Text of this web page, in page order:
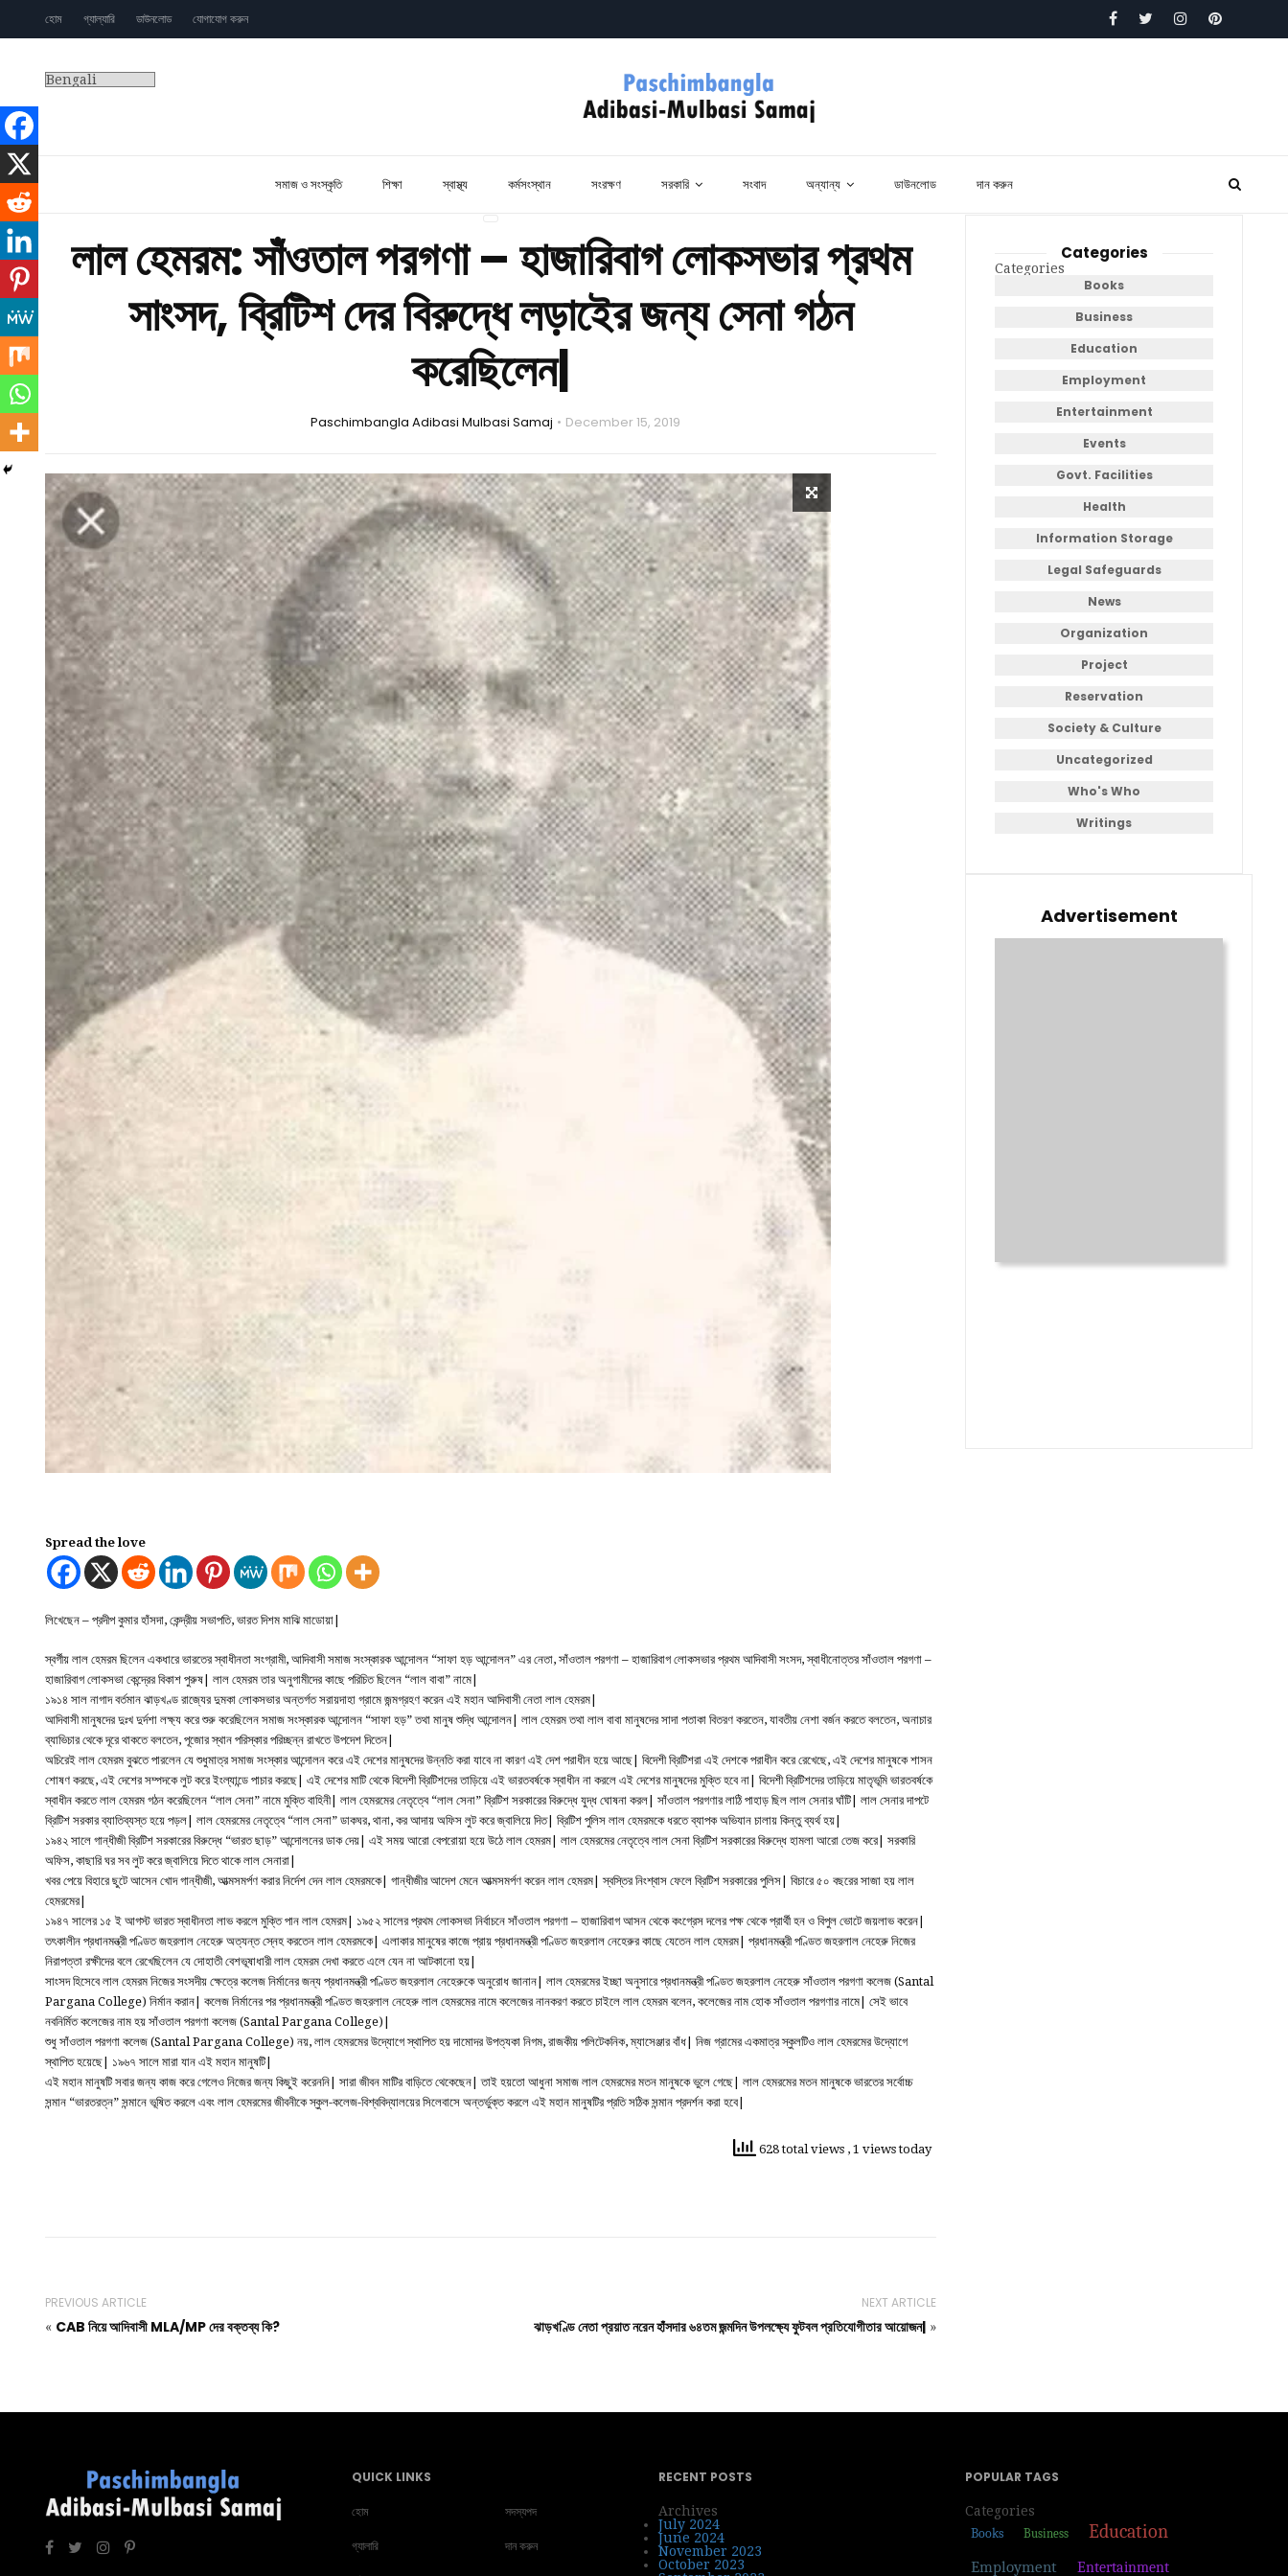
সমাজ ও সংস্কৃতি শিক্ষা স্বাস্থ্য কর্মসংস্থান সংরক্ষণ সরকারি সংবাদ অন্যান্য ডাউনলোড দান করুন
হোম গ্যাল্যারি ডাউনলোড যোগাযোগ করুন
লাল হেমরম: সাঁওতাল পরগণা – হাজারিবাগ লোকসভার প্রথম
সাংসদ, ব্রিটিশ দের বিরুদ্ধে লড়াইের জন্য সেনা গঠন
করেছিলেন|
Paschimbangla Adibasi Mulbasi Samaj December 15, 2019
Spread the love
লিখেছেন – প্রদীপ কুমার হাঁসদা, কেন্দ্রীয় সভাপতি, ভারত দিশম মাঝি মাডোয়া|
স্বর্গীয় লাল হেমরম ছিলেন একধারে ভারতের স্বাধীনতা সংগ্রামী, আদিবাসী সমাজ সংস্কারক আন্দোলন “সাফা হড় আন্দোলন” এর নেতা, সাঁওতাল পরগণা – হাজারিবাগ লোকসভার প্রথম আদিবাসী সংসদ, স্বাধীনোত্তর সাঁওতাল পরগণা –
হাজারিবাগ লোকসভা কেন্দ্রের বিকাশ পুরুষ| লাল হেমরম তার অনুগামীদের কাছে পরিচিত ছিলেন “লাল বাবা” নামে|
১৯১৪ সাল নাগাদ বর্তমান ঝাড়খণ্ড রাজ্যের দুমকা লোকসভার অন্তর্গত সরায়দাহা গ্রামে জন্মগ্রহণ করেন এই মহান আদিবাসী নেতা লাল হেমরম|
আদিবাসী মানুষদের দুঃখ দুর্দশা লক্ষ্য করে শুরু করেছিলেন সমাজ সংস্কারক আন্দোলন “সাফা হড়” তথা মানুষ শুদ্ধি আন্দোলন| লাল হেমরম তথা লাল বাবা মানুষদের সাদা পতাকা বিতরণ করতেন, যাবতীয় নেশা বর্জন করতে বলতেন, অনাচার
ব্যাভিচার থেকে দূরে থাকতে বলতেন, পূজোর স্থান পরিস্কার পরিচ্ছন্ন রাখতে উপদেশ দিতেন|
অচিরেই লাল হেমরম বুঝতে পারলেন যে শুধুমাত্র সমাজ সংস্কার আন্দোলন করে এই দেশের মানুষদের উন্নতি করা যাবে না কারণ এই দেশ পরাধীন হয়ে আছে| বিদেশী ব্রিটিশরা এই দেশকে পরাধীন করে রেখেছে, এই দেশের মানুষকে শাসন
শোষণ করছে, এই দেশের সম্পদকে লুট করে ইংল্যান্ডে পাচার করছে| এই দেশের মাটি থেকে বিদেশী ব্রিটিশদের তাড়িয়ে এই ভারতবর্ষকে স্বাধীন না করলে এই দেশের মানুষদের মুক্তি হবে না| বিদেশী ব্রিটিশদের তাড়িয়ে মাতৃভূমি ভারতবর্ষকে
স্বাধীন করতে লাল হেমরম গঠন করেছিলেন “লাল সেনা” নামে মুক্তি বাহিনী| লাল হেমরমের নেতৃত্বে “লাল সেনা” ব্রিটিশ সরকারের বিরুদ্ধে যুদ্ধ ঘোষনা করল| সাঁওতাল পরগণার লাঠি পাহাড় ছিল লাল সেনার ঘাঁটি| লাল সেনার দাপটে
ব্রিটিশ সরকার ব্যাতিব্যস্ত হয়ে পড়ল| লাল হেমরমের নেতৃত্বে “লাল সেনা” ডাকঘর, থানা, কর আদায় অফিস লুট করে জ্বালিয়ে দিত| ব্রিটিশ পুলিস লাল হেমরমকে ধরতে ব্যাপক অভিযান চালায় কিন্তু ব্যর্থ হয়|
১৯৪২ সালে গান্ধীজী ব্রিটিশ সরকারের বিরুদ্ধে “ভারত ছাড়” আন্দোলনের ডাক দেয়| এই সময় আরো বেপরোয়া হয়ে উঠে লাল হেমরম| লাল হেমরমের নেতৃত্বে লাল সেনা ব্রিটিশ সরকারের বিরুদ্ধে হামলা আরো তেজ করে| সরকারি
অফিস, কাছারি ঘর সব লুট করে জ্বালিয়ে দিতে থাকে লাল সেনারা|
খবর পেয়ে বিহারে ছুটে আসেন খোদ গান্ধীজী, আত্মসমর্পণ করার নির্দেশ দেন লাল হেমরমকে| গান্ধীজীর আদেশ মেনে আত্মসমর্পণ করেন লাল হেমরম| স্বস্তির নিংশ্বাস ফেলে ব্রিটিশ সরকারের পুলিস| বিচারে ৫০ বছরের সাজা হয় লাল
হেমরমের|
১৯৪৭ সালের ১৫ ই আগস্ট ভারত স্বাধীনতা লাভ করলে মুক্তি পান লাল হেমরম| ১৯৫২ সালের প্রথম লোকসভা নির্বাচনে সাঁওতাল পরগণা – হাজারিবাগ আসন থেকে কংগ্রেস দলের পক্ষ থেকে প্রার্থী হন ও বিপুল ভোটে জয়লাভ করেন|
তৎকালীন প্রধানমন্ত্রী পণ্ডিত জহরলাল নেহেরু অত্যন্ত স্নেহ করতেন লাল হেমরমকে| এলাকার মানুষের কাজে প্রায় প্রধানমন্ত্রী পণ্ডিত জহরলাল নেহেরুর কাছে যেতেন লাল হেমরম| প্রধানমন্ত্রী পণ্ডিত জহরলাল নেহেরু নিজের
নিরাপত্তা রক্ষীদের বলে রেখেছিলেন যে দোহাতী বেশভূষাধারী লাল হেমরম দেখা করতে এলে যেন না আটকানো হয়|
সাংসদ হিসেবে লাল হেমরম নিজের সংসদীয় ক্ষেত্রে কলেজ নির্মানের জন্য প্রধানমন্ত্রী পণ্ডিত জহরলাল নেহেরুকে অনুরোধ জানান| লাল হেমরমের ইচ্ছা অনুসারে প্রধানমন্ত্রী পণ্ডিত জহরলাল নেহেরু সাঁওতাল পরগণা কলেজ (Santal
Pargana College) নির্মান করান| কলেজ নির্মানের পর প্রধানমন্ত্রী পণ্ডিত জহরলাল নেহেরু লাল হেমরমের নামে কলেজের নানকরণ করতে চাইলে লাল হেমরম বলেন, কলেজের নাম হোক সাঁওতাল পরগণার নামে| সেই ভাবে
নবনির্মিত কলেজের নাম হয় সাঁওতাল পরগণা কলেজ (Santal Pargana College)|
শুধু সাঁওতাল পরগণা কলেজ (Santal Pargana College) নয়, লাল হেমরমের উদ্যোগে স্থাপিত হয় দামোদর উপত্যকা নিগম, রাজকীয় পলিটেকনিক, ম্যাসেঞ্জার বাঁধ| নিজ গ্রামের একমাত্র স্কুলটিও লাল হেমরমের উদ্যোগে
স্থাপিত হয়েছে| ১৯৬৭ সালে মারা যান এই মহান মানুষটি|
এই মহান মানুষটি সবার জন্য কাজ করে গেলেও নিজের জন্য কিছুই করেননি| সারা জীবন মাটির বাড়িতে থেকেছেন| তাই হয়তো আধুনা সমাজ লাল হেমরমের মতন মানুষকে ভুলে গেছে| লাল হেমরমের মতন মানুষকে ভারতের সর্বোচ্চ
সন্মান “ভারতরত্ন” সন্মানে ভূষিত করলে এবং লাল হেমরমের জীবনীকে স্কুল-কলেজ-বিশ্ববিদ্যালয়ের সিলেবাসে অন্তর্ভুক্ত করলে এই মহান মানুষটির প্রতি সঠিক সন্মান প্রদর্শন করা হবে|
628 total views , 1 views today
PREVIOUS ARTICLE
« CAB নিয়ে আদিবাসী MLA/MP দের বক্তব্য কি?
NEXT ARTICLE
ঝাড়খণ্ডি নেতা প্রয়াত নরেন হাঁসদার ৬৪তম জন্মদিন উপলক্ষ্যে ফুটবল প্রতিযোগীতার আয়োজন| »
Categories
Categories
Books
Business
Education
Employment
Entertainment
Events
Govt. Facilities
Health
Information Storage
Legal Safeguards
News
Organization
Project
Reservation
Society & Culture
Uncategorized
Who's Who
Writings
Advertisement
QUICK LINKS
হোম
গ্যালারি
সদস্যপদ
দান করুন
RECENT POSTS
Archives
July 2024
June 2024
November 2023
October 2023
POPULAR TAGS
Categories
Books Business Education
Employment Entertainment